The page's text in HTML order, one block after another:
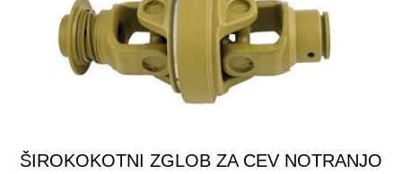
ŠIROKOKOTNI ZGLOB ZA CEV NOTRANJO